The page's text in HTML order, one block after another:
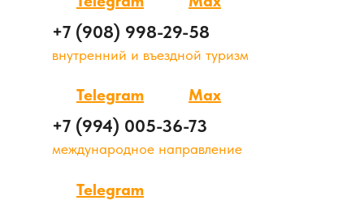
+7 (908) 998-29-58
Telegram
Telegram
+7 (994) 005-36-73
международное направление
внутренний и въездной туризм
Max